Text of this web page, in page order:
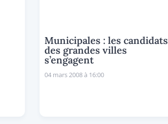
Municipales : les candidats
des grandes villes
s’engagent
04 mars 2008 à 16:00